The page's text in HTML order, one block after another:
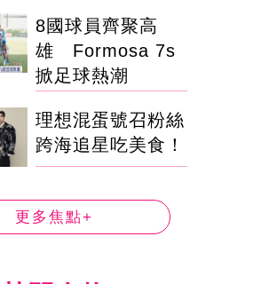
8國球員齊聚高
雄 Formosa 7s
掀足球熱潮
理想混蛋號召粉絲
跨海追星吃美食！
更多焦點+